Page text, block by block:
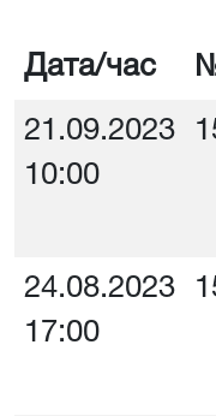
Дата/час
21.09.2023
10:00
24.08.2023
17:00